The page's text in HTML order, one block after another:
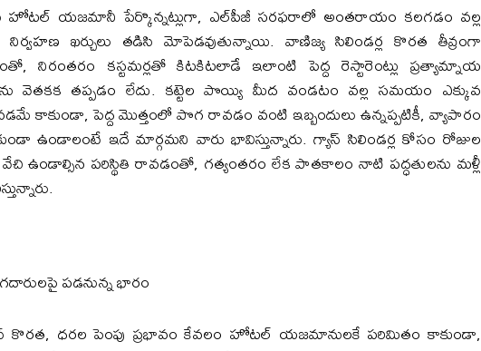
యజమానీ పేర్కొన్నట్లుగా, ఎల్‌పీజీ సరఫరాలో అంతరాయం కలగడం వల్ల
ఖర్చులు తడిసి మోపెడవుతున్నాయి. వాణిజ్య సిలిండర్ల కొరత తీవ్రంగా
నిరంతరం కస్టమర్లతో కిటకిటలాడే ఇలాంటి పెద్ద రెస్టారెంట్లు ప్రత్యామ్నాయ
వెతకక తప్పడం లేదు. కట్టెల పొయ్యి మీద వండటం వల్ల సమయం ఎక్కువ
కాకుండా, పెద్ద మొత్తంలో పొగ రావడం వంటి ఇబ్బందులు ఉన్నప్పటికీ, వ్యాపారం
ఉండాలంటే ఇదే మార్గమని వారు భావిస్తున్నారు. గ్యాస్ సిలిండర్ల కోసం రోజుల
ఉండాల్సిన పరిస్థితి రావడంతో, గత్యంతరం లేక పాతకాలం నాటి పద్ధతులను మళ్లీ
పడనున్న భారం
కొరత, ధరల పెంపు ప్రభావం కేవలం హోటల్ యజమానులకే పరిమితం కాకుండా,